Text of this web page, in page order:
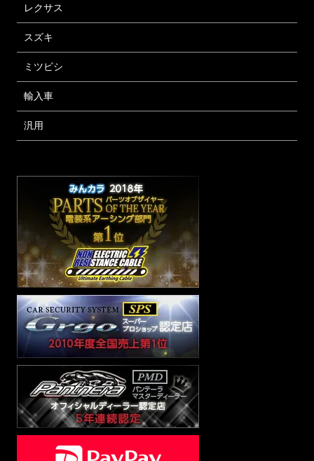
レクサス
スズキ
ミツビシ
輸入車
汎用